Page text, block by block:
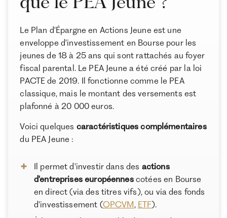
Conclusion
À propos de Ramify
Ramify est l’alternative digitale à la banque privée.
Pour une clientèle exigeante, nous combinons
expertise patrimoniale, technologie et sélection
rigoureuse des meilleurs produits du marché, dans
une logique de performance à long terme.
Le Plan d'Épargne en Actions Jeune est une
enveloppe d'investissement en Bourse pour les
jeunes de 18 à 25 ans qui sont rattachés au foyer
fiscal parental. Le PEA Jeune a été créé par la loi
PACTE de 2019. Il fonctionne comme le PEA
classique, mais le montant des versements est
plafonné à 20 000 euros.
Voici quelques caractéristiques complémentaires
du PEA Jeune :
Il permet d'investir dans des actions
d'entreprises européennescotées en Bourse
en direct (via des titres vifs), ou via des fonds
d'investissement (OPCVM, ETF).